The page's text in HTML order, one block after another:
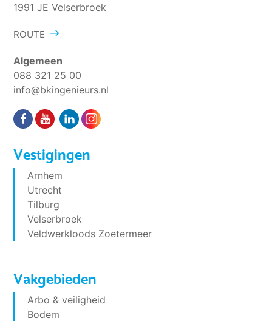
1991 JE Velserbroek
ROUTE
Algemeen
088 321 25 00
info@bkingenieurs.nl
Vestigingen
Arnhem
Utrecht
Tilburg
Velserbroek
Veldwerkloods Zoetermeer
Vakgebieden
Arbo & veiligheid
Bodem